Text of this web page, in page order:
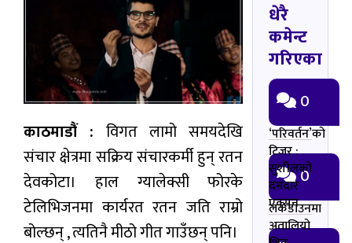
काठमाडौं :विगत लामो समयदेखि
संचार क्षेत्रमा सक्रिय संचारकर्मी हुन् रतन
देवकोटा। हाल ग्यालेक्सी फोरके
टेलिभिजनमा कार्यरत रतन जति राम्रो
बोल्छन् , त्यतिनै मीठो गीत गाउँछन् पनि।
धेरै
कमेन्ट
गरिएका
0
‘परिवर्तन’को
टिजर :
सुशीलको
दमदार
एक्सन
0
लकडाउनमा
अतालियो